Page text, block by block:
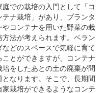
庭での栽培の入門として「コ
テナ栽培」があり、プランタ
やコンテナを用いた野菜の栽
方法が考えられます。ベラン
などのスペースで気軽に育て
ことができますが、コンテナ
培をしたあとの土の廃棄が問
となります。そこで、長期間
家栽培ができるようなコンテ